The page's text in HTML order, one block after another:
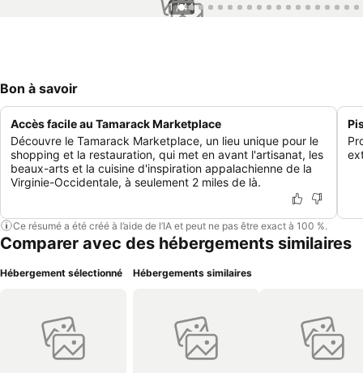
1 / 44
Bon à savoir
Accès facile au Tamarack Marketplace
Découvre le Tamarack Marketplace, un lieu unique pour le
shopping et la restauration, qui met en avant l'artisanat, les
beaux-arts et la cuisine d'inspiration appalachienne de la
Virginie-Occidentale, à seulement 2 miles de là.
Ce résumé a été créé à l’aide de l’IA et peut ne pas être exact à 100 %.
Comparer avec des hébergements similaires
Hébergement sélectionné Hébergements similaires